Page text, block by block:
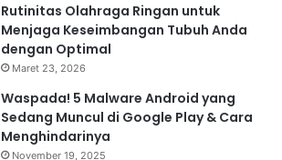
Rutinitas Olahraga Ringan untuk
Menjaga Keseimbangan Tubuh Anda
dengan Optimal
Maret 23, 2026
Waspada! 5 Malware Android yang
Sedang Muncul di Google Play & Cara
Menghindarinya
November 19, 2025